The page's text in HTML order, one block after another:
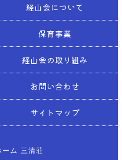
経山会について
保育事業
経山会の取り組み
お問い合わせ
サイトマップ
ム 三清荘